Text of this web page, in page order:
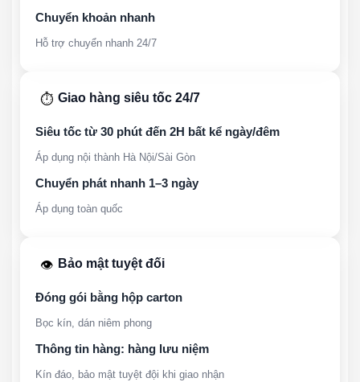
Chuyển khoản nhanh
Hỗ trợ chuyển nhanh 24/7
⏱️ Giao hàng siêu tốc 24/7
Siêu tốc từ 30 phút đến 2H bất kể ngày/đêm
Áp dụng nội thành Hà Nội/Sài Gòn
Chuyển phát nhanh 1–3 ngày
Áp dụng toàn quốc
👁️ Bảo mật tuyệt đối
Đóng gói bằng hộp carton
Bọc kín, dán niêm phong
Thông tin hàng: hàng lưu niệm
Kín đáo, bảo mật tuyệt đội khi giao nhận